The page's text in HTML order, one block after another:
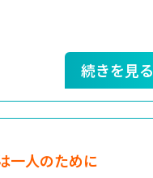
続きを見る
一人のために